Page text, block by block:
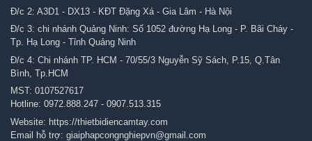
Đ/c 2: A3D1 - DX13 - KĐT Đặng Xá - Gia Lâm - Hà Nội
Đ/c 3: chi nhánh Quảng Ninh: Số 1052 đường Hạ Long - P. Bãi Cháy -
Tp. Hạ Long - Tỉnh Quảng Ninh
Đ/c 4: Chi nhánh TP. HCM - 70/55/3 Nguyễn Sỹ Sách, P.15, Q.Tân
Bình, Tp.HCM
MST: 0107527617
Hotline: 0972.888.247 - 0907.513.315
Website: https://thietbidiencamtay.com
Email hỗ trợ: giaiphapcongnghiepvn@gmail.com